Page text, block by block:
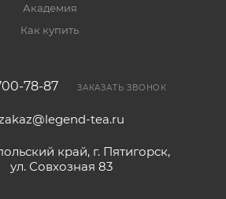
Академия
Как купить
78-87 ЗАКАЗАТЬ ЗВОНОК
tea.ru
край, г. Пятигорск,
ул. Совхозная 83